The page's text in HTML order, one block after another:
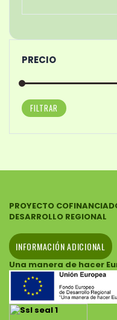
PRECIO
FILTRAR
PROYECTO
DESARROLLO REGIONAL
INFORMACIÓN ADICIONAL
Una manera de hacer